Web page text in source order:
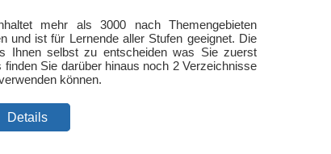
mehr als 3000 nach Themengebieten
und ist für Lernende aller Stufen geeignet. Die
Ihnen selbst zu entscheiden was Sie zuerst
Sie darüber hinaus noch 2 Verzeichnisse
können.
Details